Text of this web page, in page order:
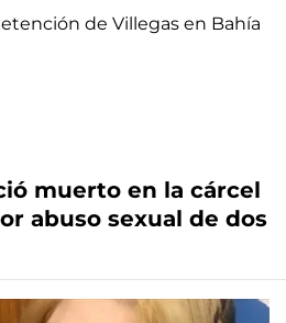
muerto en la cárcel
abuso sexual de dos